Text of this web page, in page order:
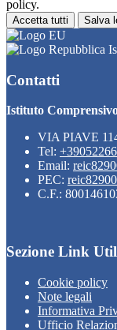
policy.
Accetta tutti Salva
Contatti
Istituto
VIA PIAVE
Tel:
Email:
PEC:
C.F.:
Sezione Link
Cookie policy
Note legali
Informativa
Ufficio